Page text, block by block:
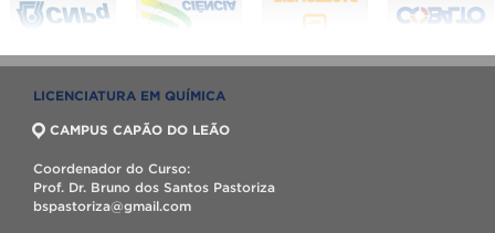
LICENCIATURA EM QUÍMICA
CAMPUS CAPÃO DO LEÃO
Coordenador do Curso:
Prof. Dr. Bruno dos Santos Pastoriza
bspastoriza@gmail.com